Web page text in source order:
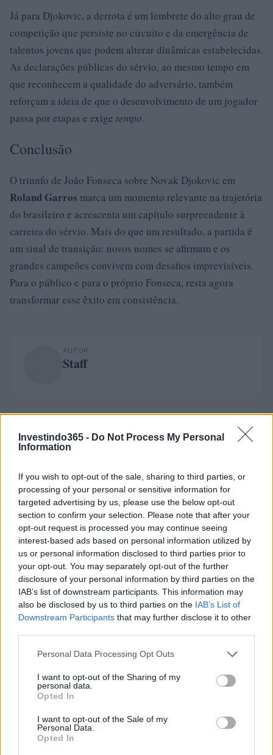
Investindo365 - Do Not Process My Personal
Information
If you wish to opt-out of the sale, sharing to third parties, or
processing of your personal or sensitive information for
targeted advertising by us, please use the below opt-out
section to confirm your selection. Please note that after your
opt-out request is processed you may continue seeing
interest-based ads based on personal information utilized by
us or personal information disclosed to third parties prior to
your opt-out. You may separately opt-out of the further
disclosure of your personal information by third parties on the
IAB’s list of downstream participants. This information may
also be disclosed by us to third parties on the IAB’s List of
Downstream Participants that may further disclose it to other
Please note that this website/app uses one or more Google
not limited to your visit or usage behaviour. You may click to
grant or deny consent to Google and its third-party tags to
use your data for below specified purposes in below Google
consent section.
Personal Data Processing Opt Outs
I want to opt-out of the Sharing of my
personal data.
Opted In
I want to opt-out of the Sale of my
Personal Data.
Opted In
Já para Djokovic, a derrota é um lembrete do alto grau de
competição que persiste no circuito e da emergência de
talentos jovens que podem alterar dinâmicas estabelecidas.
As declarações públicas do sérvio, ao mesmo tempo em
que reconhecem a qualidade do adversário, também
reforçam a ideia de que o desenvolvimento de um jogador
passa por etapas e exige tempo.
Conclusão
O triunfo de João Fonseca sobre Novak Djokovic em
Roland Garros marca um momento relevante na trajetória
do brasileiro e acrescenta um capítulo surpreendente à
carreira do sérvio. Mais do que um resultado, a partida é
um sinal de transição: novos nomes se afirmam e os
grandes campeões convivem com desafios imprevisíveis.
Para o público e para o próprio Fonseca, resta agora
transformar esse êxito em consistência.
AUTOR
Staff
Continue lendo